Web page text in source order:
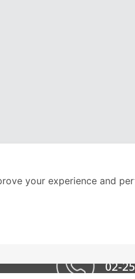
02-
your experience and